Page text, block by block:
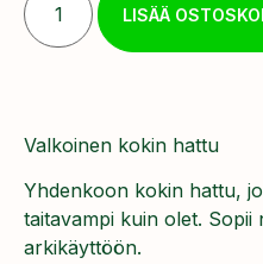
LISÄÄ
Valkoinen kokin hattu
Yhdenkoon kokin hattu,
taitavampi kuin olet. Sopii
arkikäyttöön.